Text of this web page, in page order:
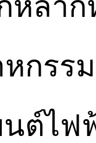
หลา
หกรร
ต์ไฟ